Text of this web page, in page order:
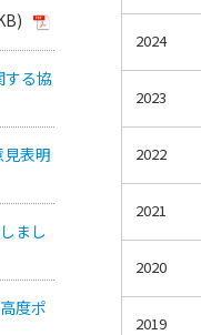
する協
表明
まし
度ポ
2024
2023
2022
2021
2020
2019